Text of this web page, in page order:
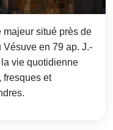
majeur situé près de
en 79 ap. J.-
vie quotidienne
fresques et